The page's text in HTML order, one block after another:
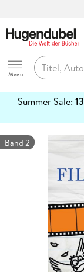
Hugendubel
Menu
Summer Sale:
erfahren
Band 2